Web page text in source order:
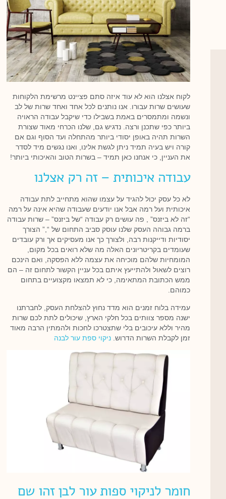
לקוח אצלנו הוא לא עוד איזה סתם פציינט מרשימת הלקוחות
שעושים שרות עבורו. אנו נותנים לכל אחד ואחד שרות של לב
ונשמה ומתמסרים באמת בשבילו כדי שיקבל עבודה הראויה
ביותר כפי שתכנן ורצה. נדגיש גם, שלנו הכרחי מאוד שצורת
השרות תהיה באופן יסודי ביותר מהתחלה ועד הסוף וגם אם
קורה ויש בעיה תמיד ניתן לגשת אלינו, ואנו נגשים מיד לסדר
את העניין, כי אנחנו כאן תמיד – בשרות הטוב והאיכותי ביותר!
עבודה איכותית – זה רק אצלנו
לא כל עסק יכול להגיד על עצמו שהוא מתחייב לתת עבודה
איכותית ועל רמה אבל אנו יודעים שעבודה שהיא אינה על רמה
“זה לא ביזנס” , פה עושים רק עבודה “של ביזנס” – שרות עבודה
ברמה גבוהה העסק שלנו עוסק סביב התחום של “,” הצורך
יסודיות ודייקנות רבה, ולצורך כך אנו מעסיקים אך ורק עובדים
שעומדים בקריטריונים האלה מה שלא רואים בכל מקום,
המומחיות שלהם מוכיחה את עצמה ללא הפסקה, ואם הינכם
רוצים לשאול ולהתייעץ איתם בכל עניין הקשור לתחום זה – הם
ממש הכתובת המתאימה, כי לא תמצאו מקצועיים בתחום
כמוהם.
עמידה בלוח זמנים הוא מדד נחוץ להצלחת העסק, לחברתנו
ישנה מספר צוותים בכל חלקי הארץ, שיכולים לתת לכם שרות
מהיר וללא עיכובים בלי שתצטרכו לחכות ולהמתין הרבה מאוד
זמן לקבלת השרות הדרוש. ניקוי ספת עור לבנה
חומר לניקוי ספות עור לבן זהו שם